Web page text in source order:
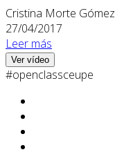
Cristina Morte Gómez
27/04/2017
Leer más
Ver vídeo
#openclassceupe